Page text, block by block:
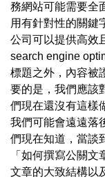
務網站可能需要全
用有針對性的關鍵
公司可以提供高效
search engine
標題之外，內容被
要的是，我們應該
們現在還沒有這樣
我們可能會遠遠落
們現在知道，當談
「如何撰寫公關
文章的大致結構以